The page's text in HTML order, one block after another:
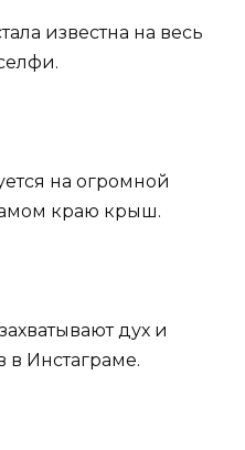
известна на весь
на огромной
краю крыш.
дух и
в Инстаграме.